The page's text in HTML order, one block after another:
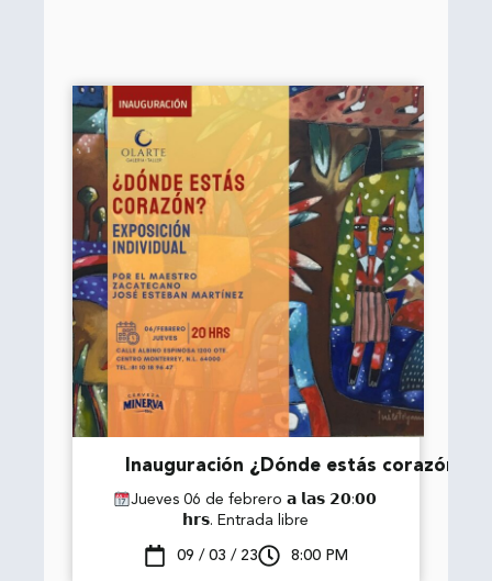
Inauguración ¿Dónde estás corazón?
Jueves 06 de febrero 𝗮 𝗹𝗮𝘀 𝟮𝟬:𝟬𝟬
𝗵𝗿𝘀. Entrada libre
09 / 03 / 23 8:00 PM